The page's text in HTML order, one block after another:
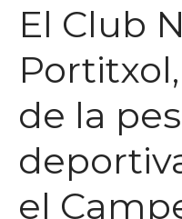
El Club
de la
el